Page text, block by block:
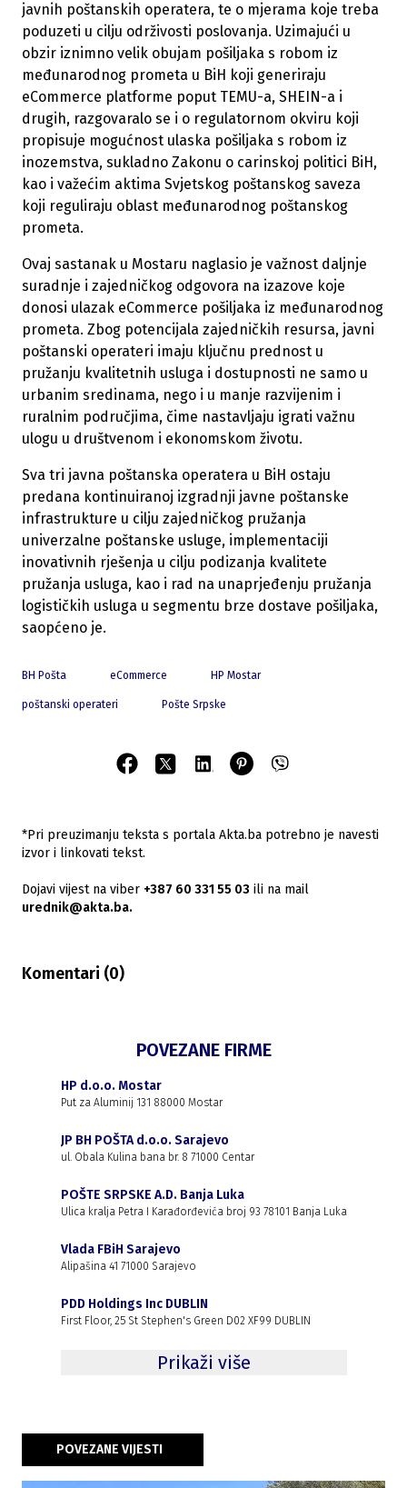
javnih poštanskih operatera, te o mjerama koje treba
poduzeti u cilju održivosti poslovanja. Uzimajući u
obzir iznimno velik obujam pošiljaka s robom iz
međunarodnog prometa u BiH koji generiraju
eCommerce platforme poput TEMU-a, SHEIN-a i
drugih, razgovaralo se i o regulatornom okviru koji
propisuje mogućnost ulaska pošiljaka s robom iz
inozemstva, sukladno Zakonu o carinskoj politici BiH,
kao i važećim aktima Svjetskog poštanskog saveza
koji reguliraju oblast međunarodnog poštanskog
prometa.
Ovaj sastanak u Mostaru naglasio je važnost daljnje
suradnje i zajedničkog odgovora na izazove koje
donosi ulazak eCommerce pošiljaka iz međunarodnog
prometa. Zbog potencijala zajedničkih resursa, javni
poštanski operateri imaju ključnu prednost u
pružanju kvalitetnih usluga i dostupnosti ne samo u
urbanim sredinama, nego i u manje razvijenim i
ruralnim područjima, čime nastavljaju igrati važnu
ulogu u društvenom i ekonomskom životu.
Sva tri javna poštanska operatera u BiH ostaju
predana kontinuiranoj izgradnji javne poštanske
infrastrukture u cilju zajedničkog pružanja
univerzalne poštanske usluge, implementaciji
inovativnih rješenja u cilju podizanja kvalitete
pružanja usluga, kao i rad na unaprjeđenju pružanja
logističkih usluga u segmentu brze dostave pošiljaka,
saopćeno je.
BH Pošta eCommerce HP Mostar
poštanski operateri Pošte Srpske
*Pri preuzimanju teksta s portala Akta.ba potrebno je navesti
izvor i linkovati tekst.
Dojavi vijest na viber +387 60 331 55 03 ili na mail
urednik@akta.ba.
Komentari (0)
POVEZANE FIRME
HP d.o.o. Mostar
Put za Aluminij 131 88000 Mostar
JP BH POŠTA d.o.o. Sarajevo
ul. Obala Kulina bana br. 8 71000 Centar
POŠTE SRPSKE A.D. Banja Luka
Ulica kralja Petra I Karađorđevića broj 93 78101 Banja Luka
Vlada FBiH Sarajevo
Alipašina 41 71000 Sarajevo
PDD Holdings Inc DUBLIN
First Floor, 25 St Stephen's Green D02 XF99 DUBLIN
Prikaži više
POVEZANE VIJESTI